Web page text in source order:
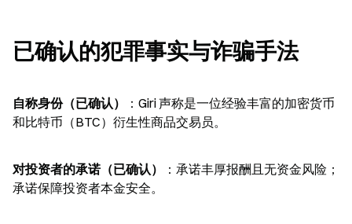
已确认的犯罪事实与诈骗手法
自称身份（已确认）
：Giri 声称是一位经验丰富的加密货币
和比特币（BTC）衍生性商品交易员。
对投资者的承诺（已确认）
：承诺丰厚报酬且无资金风险；
承诺保障投资者本金安全。